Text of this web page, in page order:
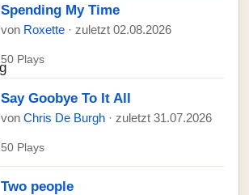
Spending My Time
von Roxette · zuletzt 02.08.2026
50 Plays
Say Goobye To It All
von Chris De Burgh · zuletzt 31.07.2026
50 Plays
Two people